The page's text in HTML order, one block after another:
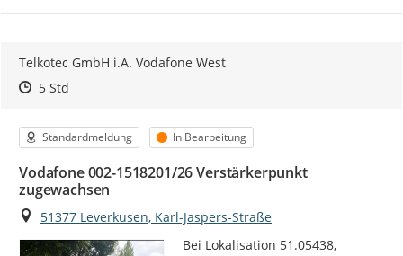
Telkotec GmbH i.A. Vodafone West
Zeitpunkt des Erstellens
Zeitpunkt des Erstellens
5 StdZur Äußerung
Kategorie
Standardmeldung Status
In Bearbeitung
Vodafone 002-1518201/26 Verstärkerpunkt
zugewachsen
Ort
51377 Leverkusen, Karl-Jaspers-Straße
Bei Lokalisation 51.05438,